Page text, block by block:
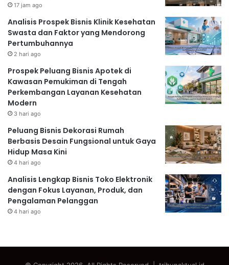
17 jam ago
Analisis Prospek Bisnis Klinik Kesehatan
Swasta dan Faktor yang Mendorong
Pertumbuhannya
2 hari ago
Prospek Peluang Bisnis Apotek di
Kawasan Pemukiman di Tengah
Perkembangan Layanan Kesehatan
Modern
3 hari ago
Peluang Bisnis Dekorasi Rumah
Berbasis Desain Fungsional untuk Gaya
Hidup Masa Kini
4 hari ago
Analisis Lengkap Bisnis Toko Elektronik
dengan Fokus Layanan, Produk, dan
Pengalaman Pelanggan
4 hari ago